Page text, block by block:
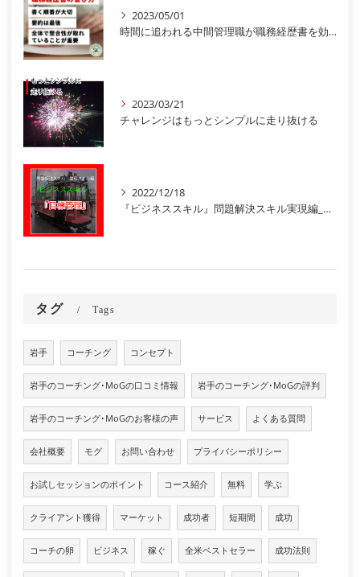
2023/05/01
時間に追われる中間管理職が職務経歴書を効率よく書くためには順番が大切
2023/03/21
チャレンジはもっとシンプルに走り抜ける
2022/12/18
『ビジネススキル』問題解決スキル実現編_目標管理
タグ Tags
岩手 コーチング コンセプト
岩手のコーチング･MoGの口コミ情報 岩手のコーチング･MoGの評判
岩手のコーチング･MoGのお客様の声 サービス よくある質問
会社概要 モグ お問い合わせ プライバシーポリシー
お試しセッションのポイント コース紹介 無料 学ぶ
クライアント獲得 マーケット 成功者 短期間 成功
コーチの卵 ビジネス 稼ぐ 全米ベストセラー 成功法則